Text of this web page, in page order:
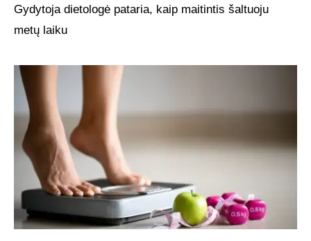
Gydytoja dietologė pataria, kaip maitintis šaltuoju
metų laiku